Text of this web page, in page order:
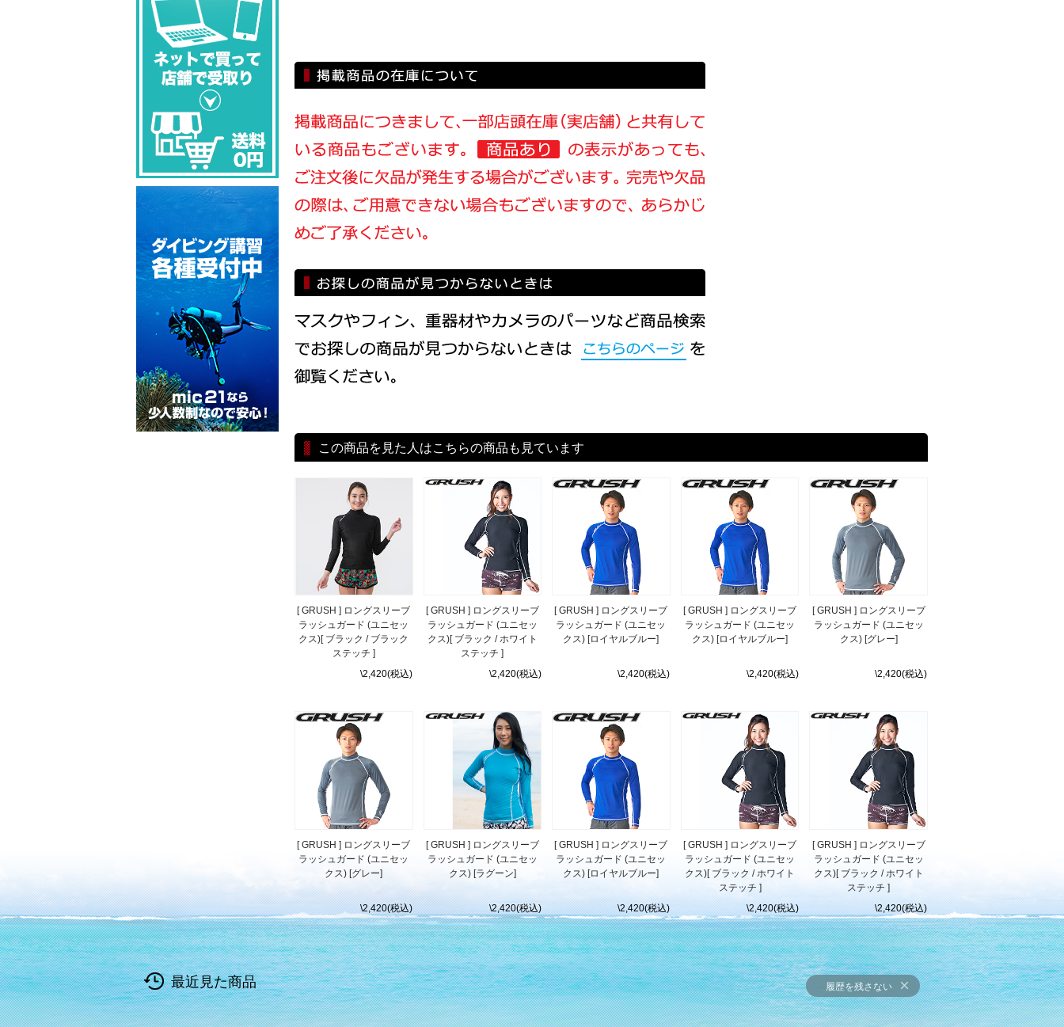
この商品を見た人はこちらの商品も見ています
[ GRUSH ] ロングスリーブ
ラッシュガード (ユニセッ
クス)[ ブラック / ブラック
ステッチ ]
\2,420(税込)
[ GRUSH ] ロングスリーブ
ラッシュガード (ユニセッ
クス)[ ブラック / ホワイト
ステッチ ]
\2,420(税込)
[ GRUSH ] ロングスリーブ
ラッシュガード (ユニセッ
クス) [ロイヤルブルー]
\2,420(税込)
[ GRUSH ] ロングスリーブ
ラッシュガード (ユニセッ
クス) [ロイヤルブルー]
\2,420(税込)
[ GRUSH ] ロングスリーブ
ラッシュガード (ユニセッ
クス) [グレー]
\2,420(税込)
[ GRUSH ] ロングスリーブ
ラッシュガード (ユニセッ
クス) [グレー]
\2,420(税込)
[ GRUSH ] ロングスリーブ
ラッシュガード (ユニセッ
クス) [ラグーン]
\2,420(税込)
[ GRUSH ] ロングスリーブ
ラッシュガード (ユニセッ
クス) [ロイヤルブルー]
\2,420(税込)
[ GRUSH ] ロングスリーブ
ラッシュガード (ユニセッ
クス)[ ブラック / ホワイト
ステッチ ]
\2,420(税込)
[ GRUSH ] ロングスリーブ
ラッシュガード (ユニセッ
クス)[ ブラック / ホワイト
ステッチ ]
\2,420(税込)
最近見た商品 履歴を残さない